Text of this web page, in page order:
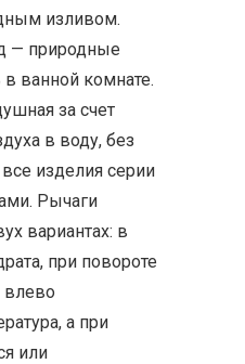
изливом.
— природные
ванной комнате.
за счет
в воду, без
изделия серии
Рычаги
вариантах: в
при повороте
влево
а при
или